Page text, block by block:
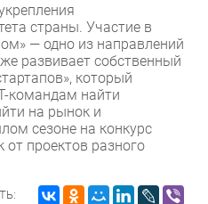
страны. Участие в
— одно из направлений
развивает собственный
который
командам найти
на рынок и
сезоне на конкурс
от проектов разного